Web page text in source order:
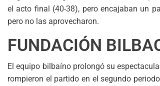
el acto final (40-38), pero encajaban un
pero no las aprovecharon.
FUNDACIÓN
El equipo bilbaíno prolongó su
rompieron el partido en el segundo